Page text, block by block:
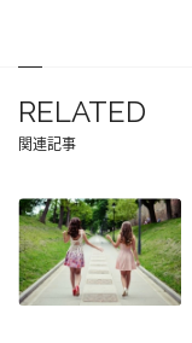
RELATED
関連記事